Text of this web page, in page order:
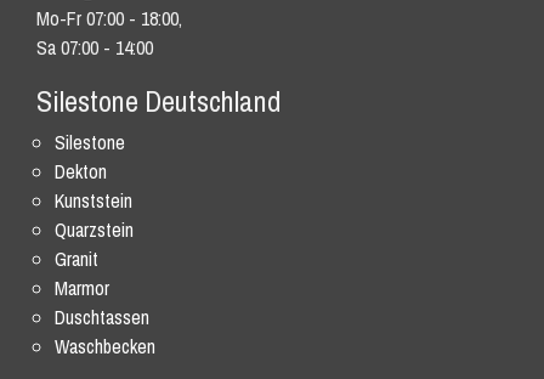
Mo-Fr 07:00 - 18:00,
Sa 07:00 - 14:00
Silestone Deutschland
Silestone
Dekton
Kunststein
Quarzstein
Granit
Marmor
Duschtassen
Waschbecken